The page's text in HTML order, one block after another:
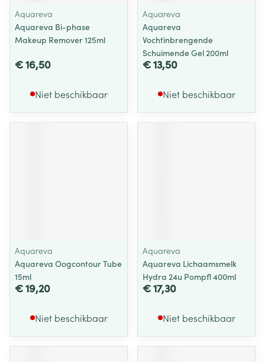
Aquareva
Aquareva Bi-phase
Makeup Remover 125ml
€ 16,50
Niet beschikbaar
Aquareva
Aquareva
Vochtinbrengende
Schuimende Gel 200ml
€ 13,50
Niet beschikbaar
Aquareva
Aquareva Oogcontour Tube
15ml
€ 19,20
Niet beschikbaar
Aquareva
Aquareva Lichaamsmelk
Hydra 24u Pompfl 400ml
€ 17,30
Niet beschikbaar